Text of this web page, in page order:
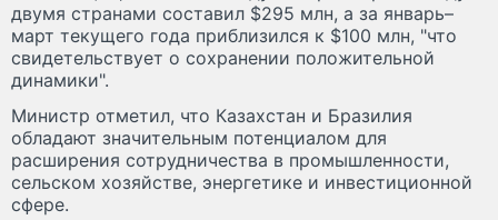
двумя странами составил $295 млн, а за январь–
март текущего года приблизился к $100 млн, "что
свидетельствует о сохранении положительной
динамики".
Министр отметил, что Казахстан и Бразилия
обладают значительным потенциалом для
расширения сотрудничества в промышленности,
сельском хозяйстве, энергетике и инвестиционной
сфере.